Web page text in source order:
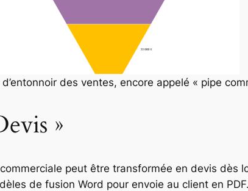
d’entonnoir des ventes, encore appelé « pipe
»
commerciale peut être transformée en devis dès
de fusion Word pour envoie au client en